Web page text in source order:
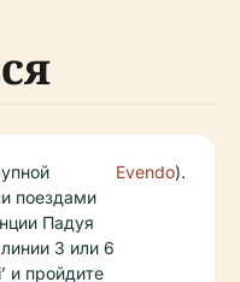
поездами
Падуя
3 или 6
и пройдите
Evendo).